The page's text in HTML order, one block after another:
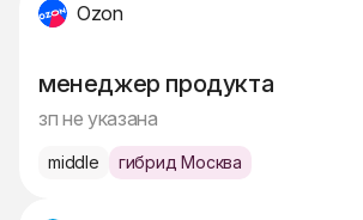
Ozon
менеджер продукта
зп не указана
middle гибрид Москва